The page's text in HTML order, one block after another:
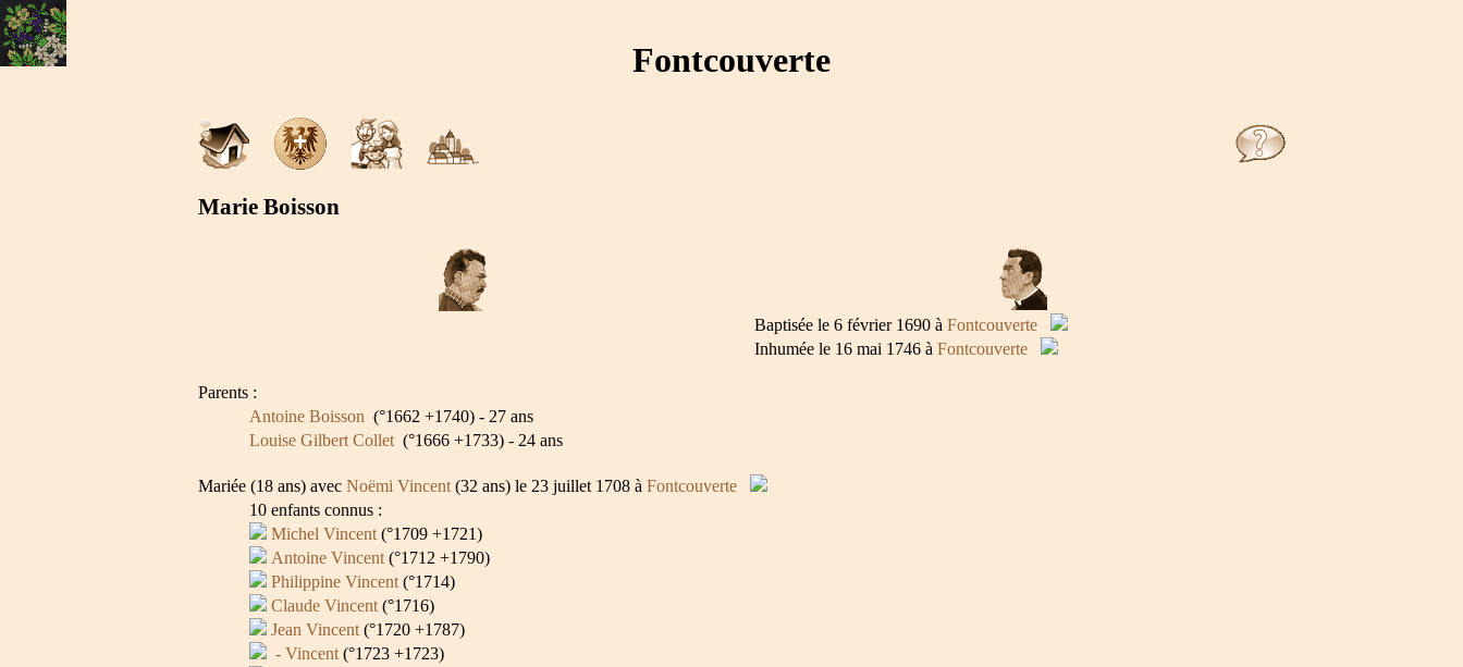
Fontcouverte
Marie Boisson
Baptisée le 6 février 1690 à Fontcouverte
Inhumée le 16 mai 1746 à Fontcouverte
Parents :
Antoine Boisson (°1662 +1740) - 27 ans
Louise Gilbert Collet (°1666 +1733) - 24 ans
Mariée (18 ans) avec Noëmi Vincent (32 ans) le 23 juillet 1708 à Fontcouverte
10 enfants connus :
Michel Vincent (°1709 +1721)
Antoine Vincent (°1712 +1790)
Philippine Vincent (°1714)
Claude Vincent (°1716)
Jean Vincent (°1720 +1787)
- Vincent (°1723 +1723)